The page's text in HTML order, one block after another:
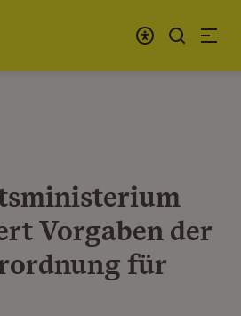
Vorgaben der
für